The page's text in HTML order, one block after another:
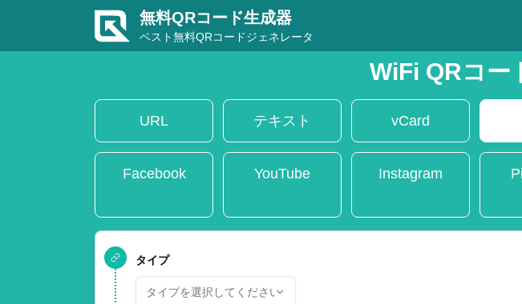
無料QRコード生成器
ベスト無料QRコードジェネレータ
WiFi QRコー
URL テキスト vCard
Facebook YouTube Instagram
タイプ
タイプを選択してください...